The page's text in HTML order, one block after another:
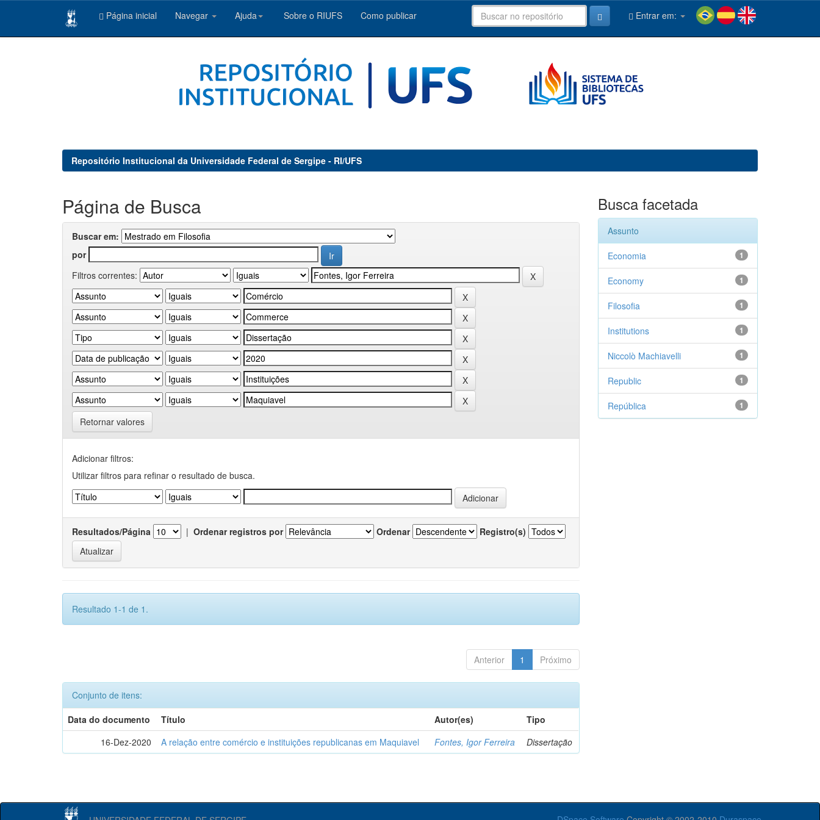
Página inicial Navegar Ajuda Sobre o RIUFS Como publicar Entrar em:
Repositório Institucional da Universidade Federal de Sergipe - RI/UFS
Página de Busca
Buscar em:
por
Filtros correntes:
Retornar valores
Adicionar filtros:
Utilizar filtros para refinar o resultado de busca.
Resultados/Página | Ordenar registros por Ordenar Registro(s)
Resultado 1-1 de 1.
Anterior 1 Próximo
Conjunto de itens:
Data do documento
Título Autor(es)
Tipo
16-Dez-2020
A relação entre comércio e instituições republicanas em Maquiavel Fontes, Igor Ferreira Dissertação
Busca facetada
Assunto
1
Economia
1
Economy
1
Filosofia
1
Institutions
1
Niccolò Machiavelli
1
Republic
1
República